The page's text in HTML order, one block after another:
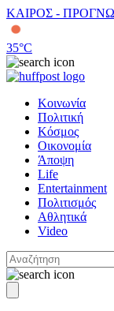
ΚΑΙΡΟΣ -
35°C
Κοινωνία
Πολιτική
Κόσμος
Οικονομία
Άποψη
Life
Entertainment
Πολιτισμός
Αθλητικά
Video